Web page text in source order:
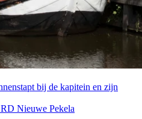
bij de kapitein en zijn
Nieuwe Pekela